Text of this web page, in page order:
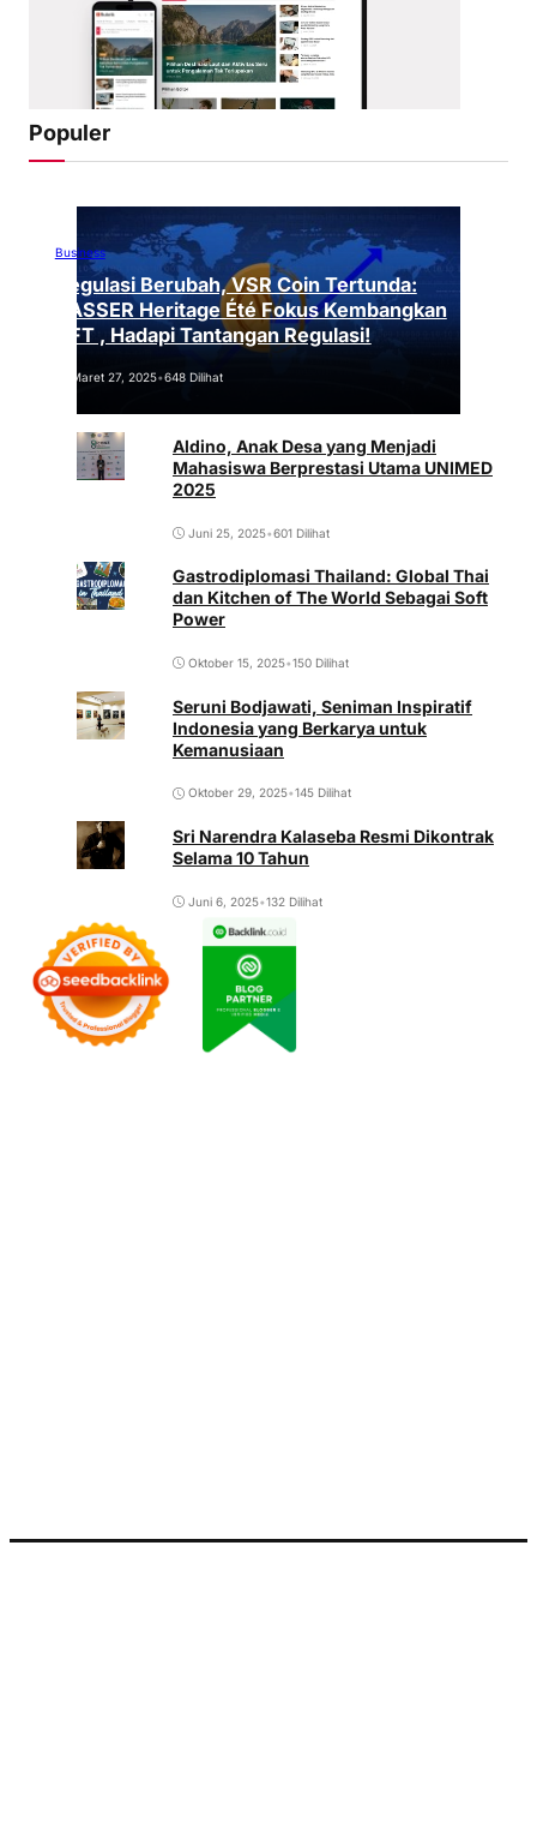
Populer
Business
Regulasi Berubah, VSR Coin Tertunda:
VASSER Heritage Été Fokus Kembangkan
NFT , Hadapi Tantangan Regulasi!
Maret 27, 2025•648 Dilihat
Aldino, Anak Desa yang Menjadi
Mahasiswa Berprestasi Utama UNIMED
2025
Juni 25, 2025•601 Dilihat
Gastrodiplomasi Thailand: Global Thai
dan Kitchen of The World Sebagai Soft
Power
Oktober 15, 2025•150 Dilihat
Seruni Bodjawati, Seniman Inspiratif
Indonesia yang Berkarya untuk
Kemanusiaan
Oktober 29, 2025•145 Dilihat
Sri Narendra Kalaseba Resmi Dikontrak
Selama 10 Tahun
Juni 6, 2025•132 Dilihat